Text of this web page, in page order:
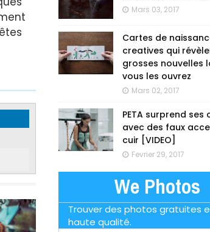
Mars 03, 2017
Cartes de
creatives qui
grosses nouvelles
vous les ouvrez
Mars 02, 2017
PETA surprend ses
avec des faux
cuir [VIDEO]
Fevrier 29, 2017
We Photos
Trouver des photos gratuites
haute qualité.